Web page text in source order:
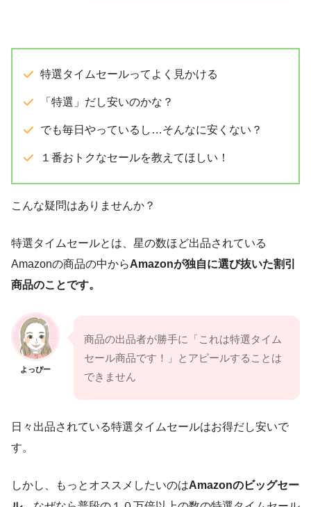
特選タイムセールってよく見かける
「特選」だし安いのかな？
でも毎日やっているし…そんなに安くない？
１番おトクなセールを教えてほしい！
こんな疑問はありませんか？
特選タイムセールとは、星の数ほど出品されている
Amazonの商品の中からAmazonが独自に選び抜いた割引
商品のことです。
よっぴー
商品の出品者が勝手に「これは特選タイム
セール商品です！」とアピールすることは
できません
日々出品されている特選タイムセールはお得だし安いで
す。
しかし、もっとオススメしたいのはAmazonのビッグセー